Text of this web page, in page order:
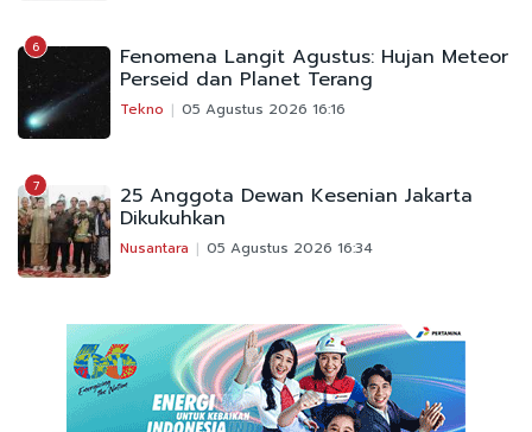
6 Fenomena Langit Agustus: Hujan Meteor
Perseid dan Planet Terang
Tekno 05 Agustus 2026 16:16
7 25 Anggota Dewan Kesenian Jakarta
Dikukuhkan
Nusantara 05 Agustus 2026 16:34